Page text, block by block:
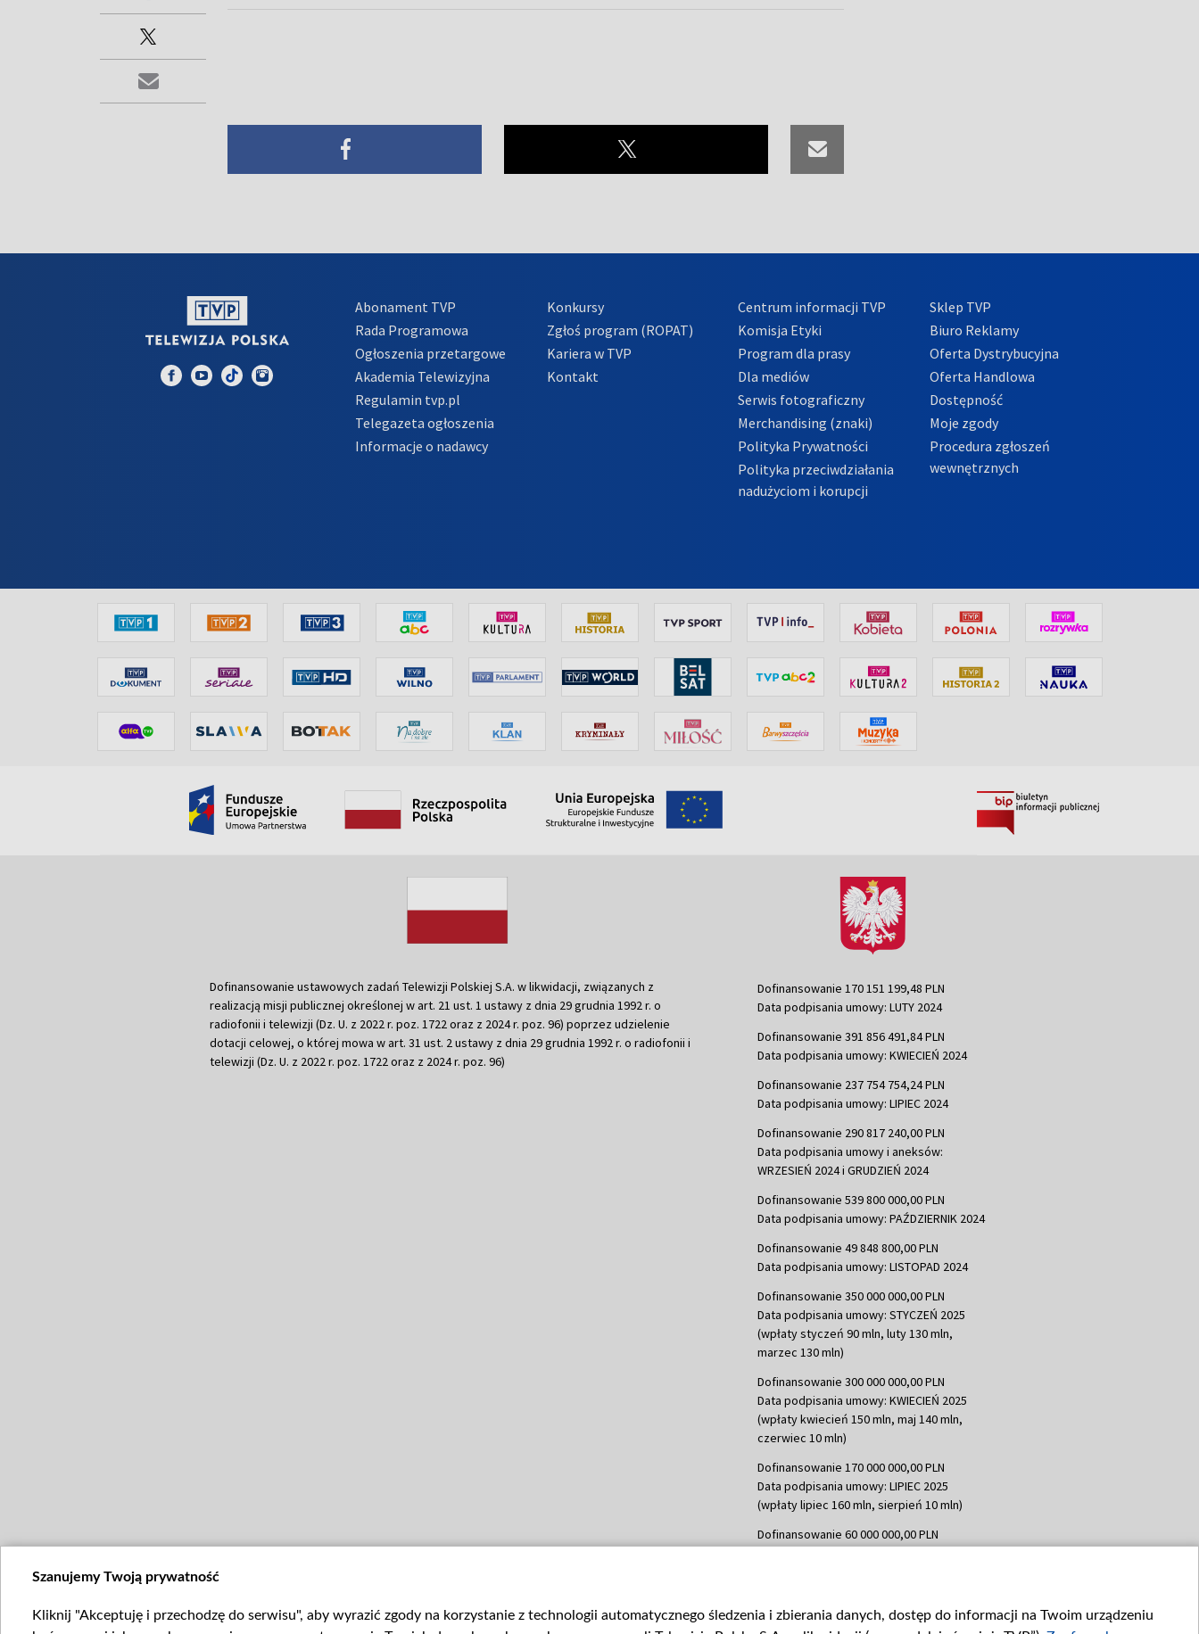
Abonament TVP
Rada Programowa
Ogłoszenia przetargowe
Akademia Telewizyjna
Regulamin tvp.pl
Telegazeta ogłoszenia
Informacje o nadawcy
Konkursy
Zgłoś program (ROPAT)
Kariera w TVP
Kontakt
Centrum informacji TVP
Komisja Etyki
Program dla prasy
Dla mediów
Serwis fotograficzny
Merchandising (znaki)
Polityka Prywatności
Polityka przeciwdziałania
nadużyciom i korupcji
Sklep TVP
Biuro Reklamy
Oferta Dystrybucyjna
Oferta Handlowa
Dostępność
Moje zgody
Procedura zgłoszeń
wewnętrznych
Dofinansowanie ustawowych zadań Telewizji Polskiej S.A. w likwidacji, związanych z
realizacją misji publicznej określonej w art. 21 ust. 1 ustawy z dnia 29 grudnia 1992 r. o
radiofonii i telewizji (Dz. U. z 2022 r. poz. 1722 oraz z 2024 r. poz. 96) poprzez udzielenie
dotacji celowej, o której mowa w art. 31 ust. 2 ustawy z dnia 29 grudnia 1992 r. o radiofonii i
telewizji (Dz. U. z 2022 r. poz. 1722 oraz z 2024 r. poz. 96)
Dofinansowanie 170 151 199,48 PLN
Data podpisania umowy: LUTY 2024
Dofinansowanie 391 856 491,84 PLN
Data podpisania umowy: KWIECIEŃ 2024
Dofinansowanie 237 754 754,24 PLN
Data podpisania umowy: LIPIEC 2024
Dofinansowanie 290 817 240,00 PLN
Data podpisania umowy i aneksów:
WRZESIEŃ 2024 i GRUDZIEŃ 2024
Dofinansowanie 539 800 000,00 PLN
Data podpisania umowy: PAŹDZIERNIK 2024
Dofinansowanie 49 848 800,00 PLN
Data podpisania umowy: LISTOPAD 2024
Dofinansowanie 350 000 000,00 PLN
Data podpisania umowy: STYCZEŃ 2025
(wpłaty styczeń 90 mln, luty 130 mln,
marzec 130 mln)
Dofinansowanie 300 000 000,00 PLN
Data podpisania umowy: KWIECIEŃ 2025
(wpłaty kwiecień 150 mln, maj 140 mln,
czerwiec 10 mln)
Dofinansowanie 170 000 000,00 PLN
Data podpisania umowy: LIPIEC 2025
(wpłaty lipiec 160 mln, sierpień 10 mln)
Dofinansowanie 60 000 000,00 PLN
Data podpisania umowy: WRZESIEŃ 2025
Szanujemy Twoją prywatność
Kliknij "Akceptuję i przechodzę do serwisu", aby wyrazić zgody na korzystanie z technologii automatycznego śledzenia i zbierania danych, dostęp do informacji na Twoim urządzeniu